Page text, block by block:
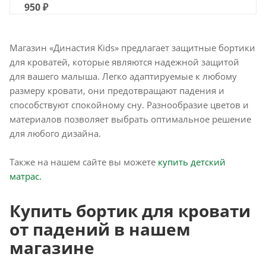
950₽
Магазин «Династия Kids» предлагает защитные бортики
для кроватей, которые являются надежной защитой
для вашего малыша. Легко адаптируемые к любому
размеру кровати, они предотвращают падения и
способствуют спокойному сну. Разнообразие цветов и
материалов позволяет выбрать оптимальное решение
для любого дизайна.
Также на нашем сайте вы можете купить детский
матрас.
Купить бортик для кровати
от падений в нашем
магазине